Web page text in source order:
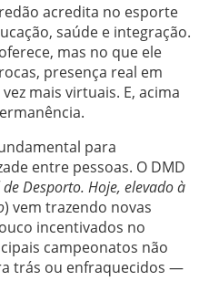
acredita no esporte
saúde e integração.
mas no que ele
presença real em
mais virtuais. E, acima
para
entre pessoas. O DMD
Desporto. Hoje, elevado à
) vem trazendo novas
incentivados no
campeonatos não
trás ou enfraquecidos —